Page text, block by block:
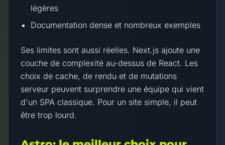
légères
Documentation dense et nombreux exemples
Ses limites sont aussi réelles. Next.js ajoute une
couche de complexité au-dessus de React. Les
choix de cache, de rendu et de mutations
serveur peuvent surprendre une équipe qui vient
d'un SPA classique. Pour un site simple, il peut
être trop lourd.